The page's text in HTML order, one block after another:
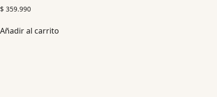
$ 359.990
Añadir al carrito